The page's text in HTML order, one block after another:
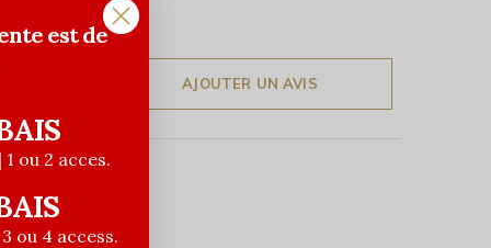
AJOUTER UN AVIS
est de
ou 2 acces.
ou 4 access.